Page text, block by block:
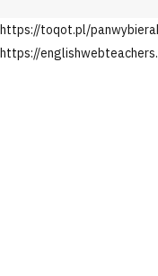
https://toqot.pl/
https://